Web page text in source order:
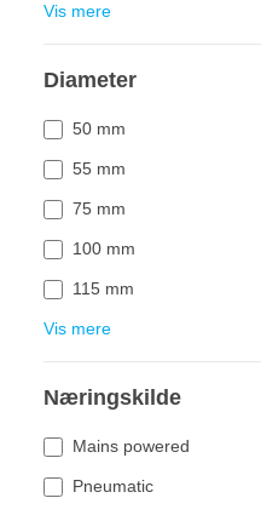
Vis mere
Diameter
50 mm
55 mm
75 mm
100 mm
115 mm
Vis mere
Næringskilde
Mains powered
Pneumatic